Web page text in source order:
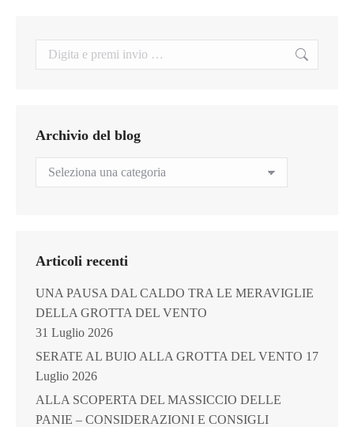
Search:
Archivio del blog
Archivio
del
Articoli recenti
UNA PAUSA DAL CALDO TRA LE MERAVIGLIE
DELLA GROTTA DEL VENTO
31 Luglio 2026
SERATE AL BUIO ALLA GROTTA DEL VENTO 17
Luglio 2026
ALLA SCOPERTA DEL MASSICCIO DELLE
PANIE – CONSIDERAZIONI E CONSIGLI